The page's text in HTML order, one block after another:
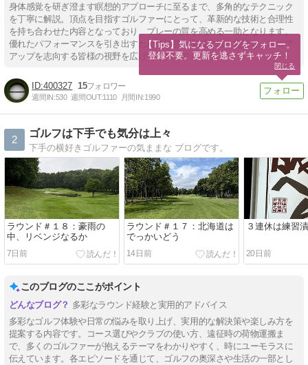
身体感覚を研ぎ澄ます瞑想的アプローチに至るまで、多角的なテクニック
を丁寧に解説。頂点を目指すゴルファーにとって、革新的な技術と合理性
を持ち合わせた内容となっており、プレーの質を高める一助となります。
優れたパフォーマンスを引き出すための知見と実践方法を提供し、スコア
アップを志向する皆様の視野を広げてくれるでしょう。
400327 15
週間IN:530 週間OUT:1110 月間IN:1990
2
ゴルフは下手でも気分は上々
下手の横好きゴルファーの気ままな ブログです。
ラウンド＃１８：豪雨の
中、リベンジなるか
7日前
ラウンド＃１７：北海道は
でっかいどう
14日前
３連休は練習
20日前
このブログのここがポイント
多彩なラウンド経験と実用的アドバイス
多彩なゴルフ体験や日常の悩みを取り上げ、実用的な解決策や楽しみ方を
提案する内容です。コース選びやクラブの使い方、遠征時の荷物運搬ま
で、多くのゴルファーが抱えるテーマをわかりやすく、時にユーモラスに
伝えています。各エピソードを通じて、ゴルフの奥深さや生活の一部とし
【Tips】気になるブログをフォロー。
登録不要。更新を逃さずキャッチ！
閉じる